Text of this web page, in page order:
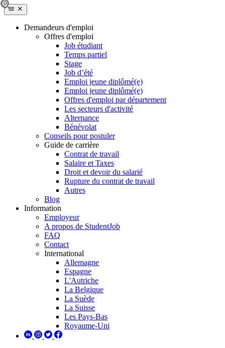
Demandeurs d'emploi
Offres d'emploi
Job étudiant
Temps partiel
Stage
Job d’été
Emploi jeune diplômé(e)
Emploi jeune diplômé(e)
Offres d'emploi par département
Les secteurs d'activité
Alternance
Bénévolat
Conseils pour postuler
Guide de carrière
Contrat de travail
Salaire et Taxes
Droit et devoir du salarié
Rupture du contrat de travail
Autres
Blog
Information
Employeur
A propos de StudentJob
FAQ
Contact
International
Allemagne
Espagne
L'Autriche
La Belgique
La Suède
La Suisse
Les Pays-Bas
Royaume-Uni